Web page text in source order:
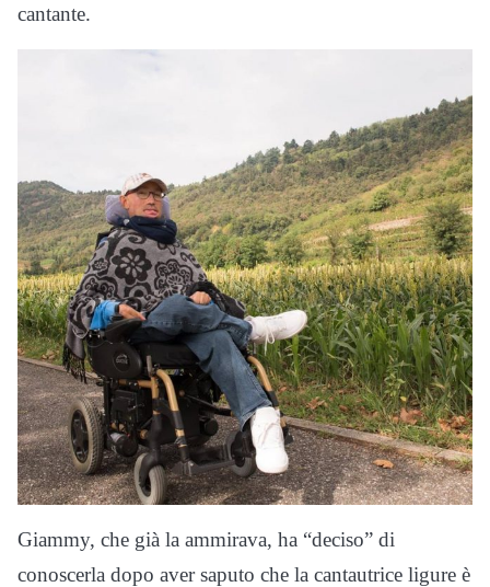
cantante.
Giammy, che già la ammirava, ha “deciso” di
conoscerla dopo aver saputo che la cantautrice ligure è